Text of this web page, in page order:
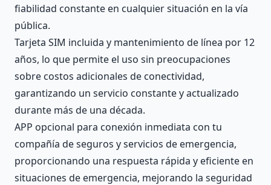
fiabilidad constante en cualquier situación en la vía
pública.
Tarjeta SIM incluida y mantenimiento de línea por 12
años, lo que permite el uso sin preocupaciones
sobre costos adicionales de conectividad,
garantizando un servicio constante y actualizado
durante más de una década.
APP opcional para conexión inmediata con tu
compañía de seguros y servicios de emergencia,
proporcionando una respuesta rápida y eficiente en
situaciones de emergencia, mejorando la seguridad